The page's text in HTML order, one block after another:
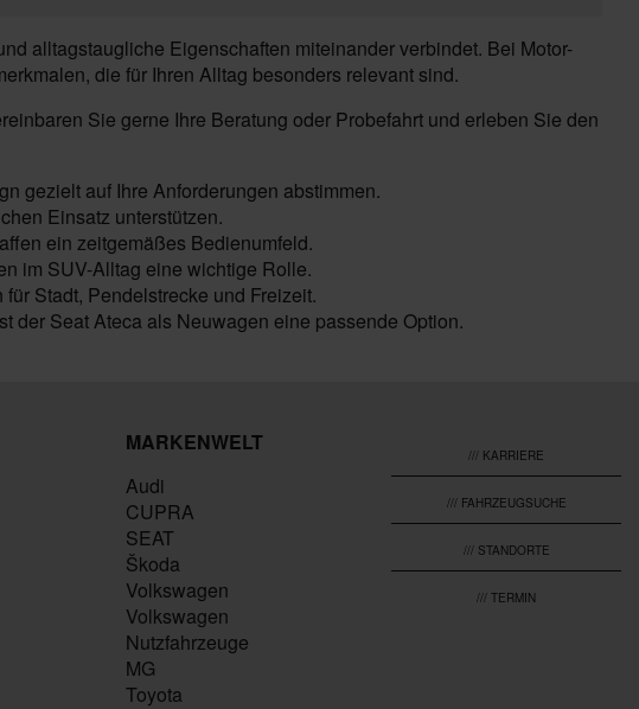
alltagstaugliche Eigenschaften miteinander verbindet. Bei Motor-
die für Ihren Alltag besonders relevant sind.
Sie gerne Ihre Beratung oder Probefahrt und erleben Sie den
gezielt auf Ihre Anforderungen abstimmen.
Einsatz unterstützen.
ein zeitgemäßes Bedienumfeld.
im SUV-Alltag eine wichtige Rolle.
Stadt, Pendelstrecke und Freizeit.
der Seat Ateca als Neuwagen eine passende Option.
MARKENWELT
Audi
CUPRA
SEAT
Škoda
Volkswagen
Volkswagen
Nutzfahrzeuge
MG
Toyota
/// KARRIERE
/// FAHRZEUGSUCHE
/// STANDORTE
/// TERMIN